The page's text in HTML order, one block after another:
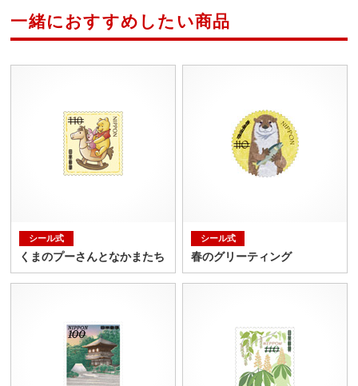
一緒におすすめしたい商品
シール式
くまのプーさんとなかまたち
シール式
春のグリーティング